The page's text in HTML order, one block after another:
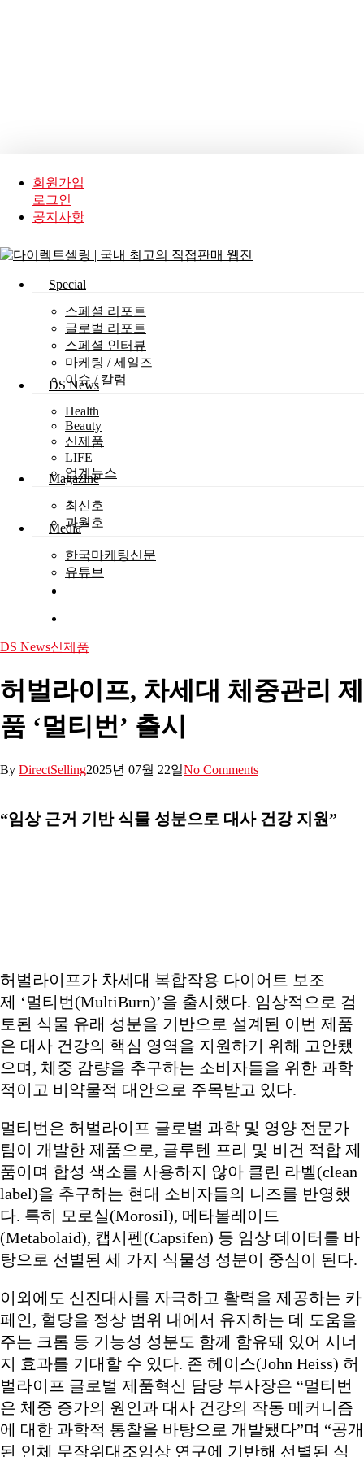
회원가입
로그인
공지사항
search
Menu
Special
스페셜 리포트
글로벌 리포트
스페셜 인터뷰
마케팅 / 세일즈
이슈 / 칼럼
DS News
Health
Beauty
신제품
LIFE
업계뉴스
Magazine
최신호
과월호
Media
한국마케팅신문
유튜브
DS News신제품
허벌라이프, 차세대 체중관리 제
품 ‘멀티번’ 출시
By DirectSelling2025년 07월 22일No Comments
“임상 근거 기반 식물 성분으로 대사 건강 지원”
허벌라이프가 차세대 복합작용 다이어트 보조
제 ‘멀티번(MultiBurn)’을 출시했다. 임상적으로 검
토된 식물 유래 성분을 기반으로 설계된 이번 제품
은 대사 건강의 핵심 영역을 지원하기 위해 고안됐
으며, 체중 감량을 추구하는 소비자들을 위한 과학
적이고 비약물적 대안으로 주목받고 있다.
멀티번은 허벌라이프 글로벌 과학 및 영양 전문가
팀이 개발한 제품으로, 글루텐 프리 및 비건 적합 제
품이며 합성 색소를 사용하지 않아 클린 라벨(clean
label)을 추구하는 현대 소비자들의 니즈를 반영했
다. 특히 모로실(Morosil), 메타볼레이드
(Metabolaid), 캡시펜(Capsifen) 등 임상 데이터를 바
탕으로 선별된 세 가지 식물성 성분이 중심이 된다.
이외에도 신진대사를 자극하고 활력을 제공하는 카
페인, 혈당을 정상 범위 내에서 유지하는 데 도움을
주는 크롬 등 기능성 성분도 함께 함유돼 있어 시너
지 효과를 기대할 수 있다. 존 헤이스(John Heiss) 허
벌라이프 글로벌 제품혁신 담당 부사장은 “멀티번
은 체중 증가의 원인과 대사 건강의 작동 메커니즘
에 대한 과학적 통찰을 바탕으로 개발됐다”며 “공개
된 인체 무작위대조임상 연구에 기반해 선별된 식